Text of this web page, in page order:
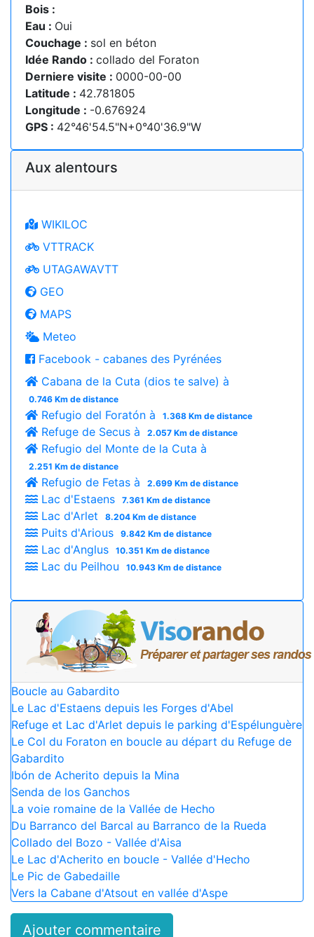
Bois :
Eau : Oui
Couchage : sol en béton
Idée Rando : collado del Foraton
Derniere visite : 0000-00-00
Latitude : 42.781805
Longitude : -0.676924
GPS : 42°46'54.5"N+0°40'36.9"W
Aux alentours
WIKILOC
VTTRACK
UTAGAWAVTT
GEO
MAPS
Meteo
Facebook - cabanes des Pyrénées
Cabana de la Cuta (dios te salve) à
0.746 Km de distance
Refugio del Foratón à 1.368 Km de distance
Refuge de Secus à 2.057 Km de distance
Refugio del Monte de la Cuta à
2.251 Km de distance
Refugio de Fetas à 2.699 Km de distance
Lac d'Estaens 7.361 Km de distance
Lac d'Arlet 8.204 Km de distance
Puits d'Arious 9.842 Km de distance
Lac d'Anglus 10.351 Km de distance
Lac du Peilhou 10.943 Km de distance
Boucle au Gabardito
Le Lac d'Estaens depuis les Forges d'Abel
Refuge et Lac d'Arlet depuis le parking d'Espélunguère
Le Col du Foraton en boucle au départ du Refuge de
Gabardito
Ibón de Acherito depuis la Mina
Senda de los Ganchos
La voie romaine de la Vallée de Hecho
Du Barranco del Barcal au Barranco de la Rueda
Collado del Bozo - Vallée d'Aisa
Le Lac d'Acherito en boucle - Vallée d'Hecho
Le Pic de Gabedaille
Vers la Cabane d'Atsout en vallée d'Aspe
Ajouter commentaire